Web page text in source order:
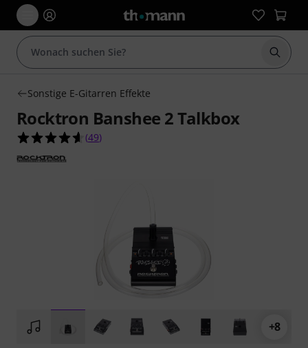
Suche
Sonstige E-Gitarren Effekte
Rocktron Banshee 2 Talkbox
4.6 von 5 Sternen aus 49 Kundenbewertungen
(49)
+8